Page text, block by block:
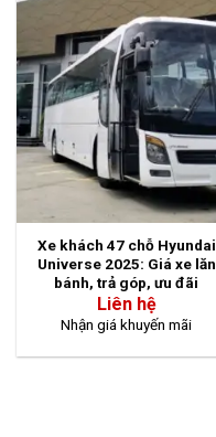
Xe khách 47 chỗ Hyundai
Universe 2025: Giá xe lăn
bánh, trả góp, ưu đãi
Liên hệ
Nhận giá khuyến mãi